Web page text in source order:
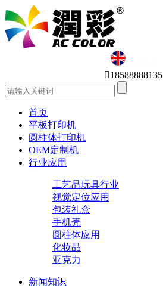
English
18588888135
首页
平板打印机
圆柱体打印机
OEM定制机
行业应用
工艺品玩具行业
视觉定位应用
包装礼盒
手机壳
圆柱体应用
化妆品
亚克力
新闻知识